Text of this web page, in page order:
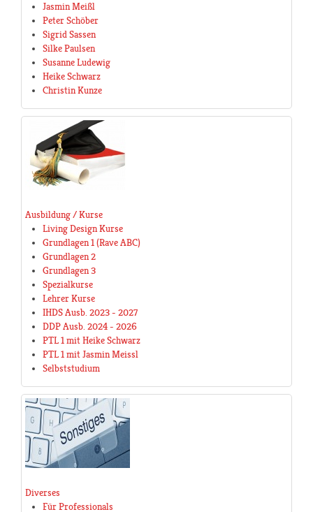
Jasmin Meißl
Peter Schöber
Sigrid Sassen
Silke Paulsen
Susanne Ludewig
Heike Schwarz
Christin Kunze
Ausbildung / Kurse
Living Design Kurse
Grundlagen 1 (Rave ABC)
Grundlagen 2
Grundlagen 3
Spezialkurse
Lehrer Kurse
IHDS Ausb. 2023 - 2027
DDP Ausb. 2024 - 2026
PTL 1 mit Heike Schwarz
PTL 1 mit Jasmin Meissl
Selbststudium
Diverses
Für Professionals